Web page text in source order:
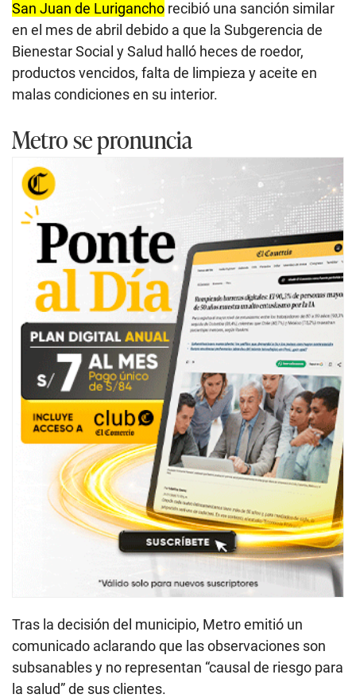
San Juan de Lurigancho recibió una sanción similar
en el mes de abril debido a que la Subgerencia de
Bienestar Social y Salud halló heces de roedor,
productos vencidos, falta de limpieza y aceite en
malas condiciones en su interior.
Metro se pronuncia
Tras la decisión del municipio, Metro emitió un
comunicado aclarando que las observaciones son
subsanables y no representan “causal de riesgo para
la salud” de sus clientes.